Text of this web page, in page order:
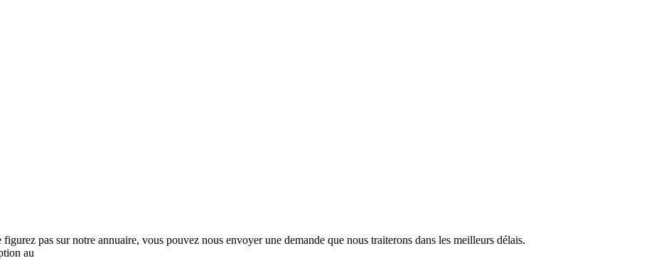
pas sur notre annuaire, vous pouvez nous envoyer une demande que nous traiterons dans les meilleurs délais.
au